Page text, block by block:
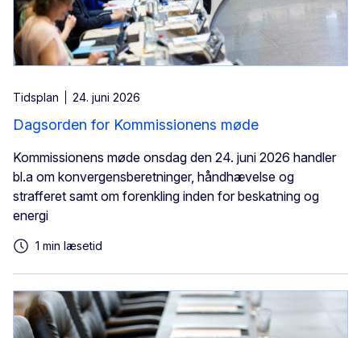
Tidsplan 24. juni 2026
Dagsorden for Kommissionens møde
Kommissionens møde onsdag den 24. juni 2026 handler
bl.a om konvergensberetninger, håndhævelse og
strafferet samt om forenkling inden for beskatning og
energi
1 min læsetid